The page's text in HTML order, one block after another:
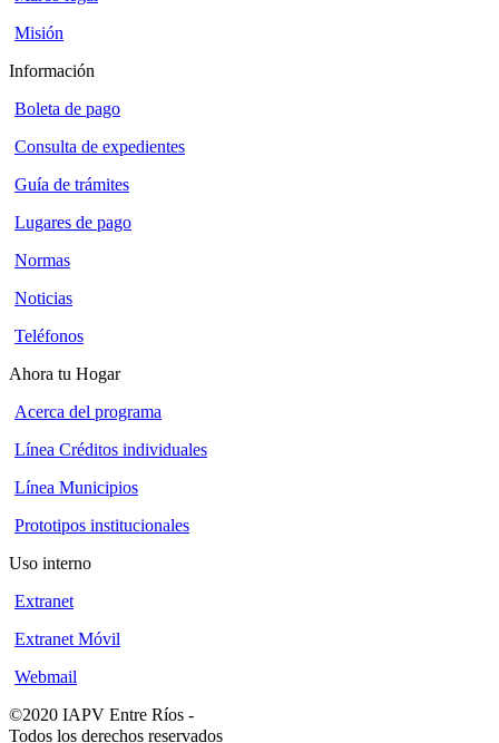
Misión
Información
Boleta de pago
Consulta de expedientes
Guía de trámites
Lugares de pago
Normas
Noticias
Teléfonos
Ahora tu Hogar
Acerca del programa
Línea Créditos individuales
Línea Municipios
Prototipos institucionales
Uso interno
Extranet
Extranet Móvil
Webmail
©2020 IAPV Entre Ríos -
Todos los derechos reservados